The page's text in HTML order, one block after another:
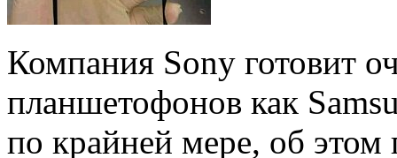
Компания Sony готовит
планшетофонов как
по крайней мере, об этом